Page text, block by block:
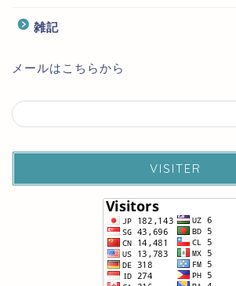
雑記
メールはこちらから
VISITER